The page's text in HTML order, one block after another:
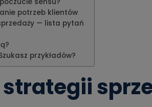
potrzeb klientów
— lista pytań
przykładów?